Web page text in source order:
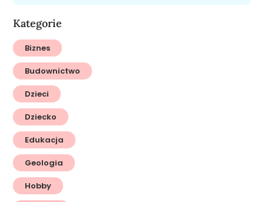
Kategorie
Biznes
Budownictwo
Dzieci
Dziecko
Edukacja
Geologia
Hobby